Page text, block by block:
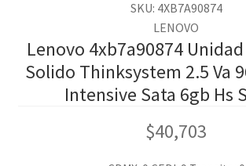
SKU: 4XB7A90874
LENOVO
Lenovo 4xb7a90874
Solido Thinksystem 2.5 Va
Intensive Sata 6gb Hs
$40,703